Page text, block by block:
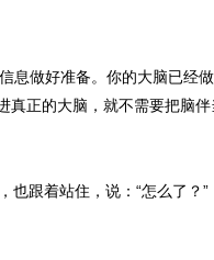
息做好准备。你的大脑已经
真正的大脑，就不需要把脑伴
跟着站住，说：“怎么了？”